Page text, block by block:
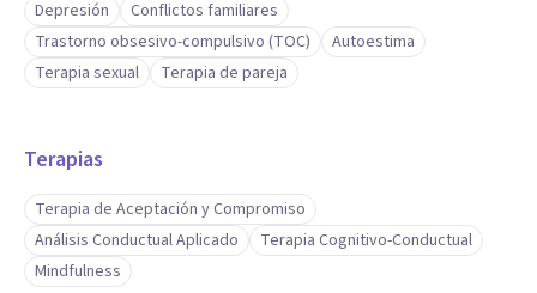
Depresión
Conflictos familiares
Trastorno obsesivo-compulsivo (TOC)
Autoestima
Terapia sexual
Terapia de pareja
Terapias
Terapia de Aceptación y Compromiso
Análisis Conductual Aplicado
Terapia Cognitivo-Conductual
Mindfulness